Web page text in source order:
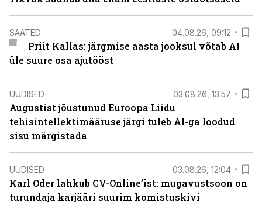
SAATED 04.08.26, 09:12
Priit Kallas: järgmise aasta jooksul võtab AI
üle suure osa ajutööst
UUDISED 03.08.26, 13:57
Augustist jõustunud Euroopa Liidu
tehisintellektimääruse järgi tuleb AI-ga loodud
sisu märgistada
UUDISED 03.08.26, 12:04
Karl Oder lahkub CV-Online’ist: mugavustsoon on
turundaja karjääri suurim komistuskivi